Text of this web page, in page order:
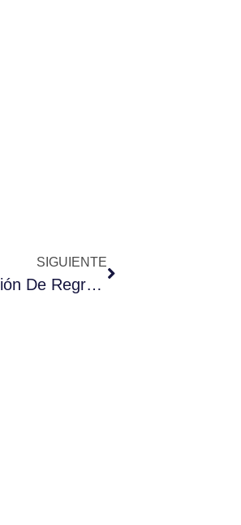
SIGUIENTE
Viajar Desde España: Cómo Obtener La Autorización De Regreso